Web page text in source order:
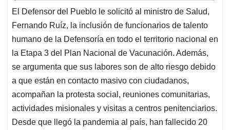
s
A
p
p
b
o
o
k
e
d
I
n
l
a
d
s
El Defensor del Pueblo le solicitó al ministro de Salud,
Fernando Ruíz, la inclusión de funcionarios de talento
humano de la Defensoría en todo el territorio nacional en
la Etapa 3 del Plan Nacional de Vacunación. Además,
se argumenta que sus labores son de alto riesgo debido
a que están en contacto masivo con ciudadanos,
acompañan la protesta social, reuniones comunitarias,
actividades misionales y visitas a centros penitenciarios.
Desde que llegó la pandemia al país, han fallecido 20